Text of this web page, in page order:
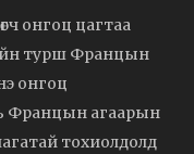
онгоц цагтаа
турш Францын
онгоц
Францын агаарын
тохиолдолд